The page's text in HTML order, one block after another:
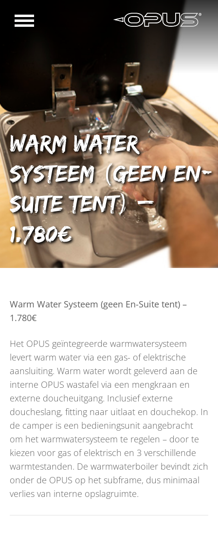
Warm Water
Systeem (geen En-
Suite tent) –
1.780€
Warm Water Systeem (geen En-Suite tent) –
1.780€
Het OPUS geïntegreerde warmwatersysteem
levert warm water via een gas- of elektrische
aansluiting. Warm water wordt geleverd aan de
interne OPUS wastafel via een mengkraan en
externe doucheuitgang. Inclusief externe
doucheslang, fitting naar uitlaat en douchekop. In
de camper is een bedieningsunit aangebracht
om het warmwatersysteem te regelen – door te
kiezen voor gas of elektrisch en 3 verschillende
warmtestanden. De warmwaterboiler bevindt zich
onder de OPUS op het subframe, dus minimaal
verlies van interne opslagruimte.